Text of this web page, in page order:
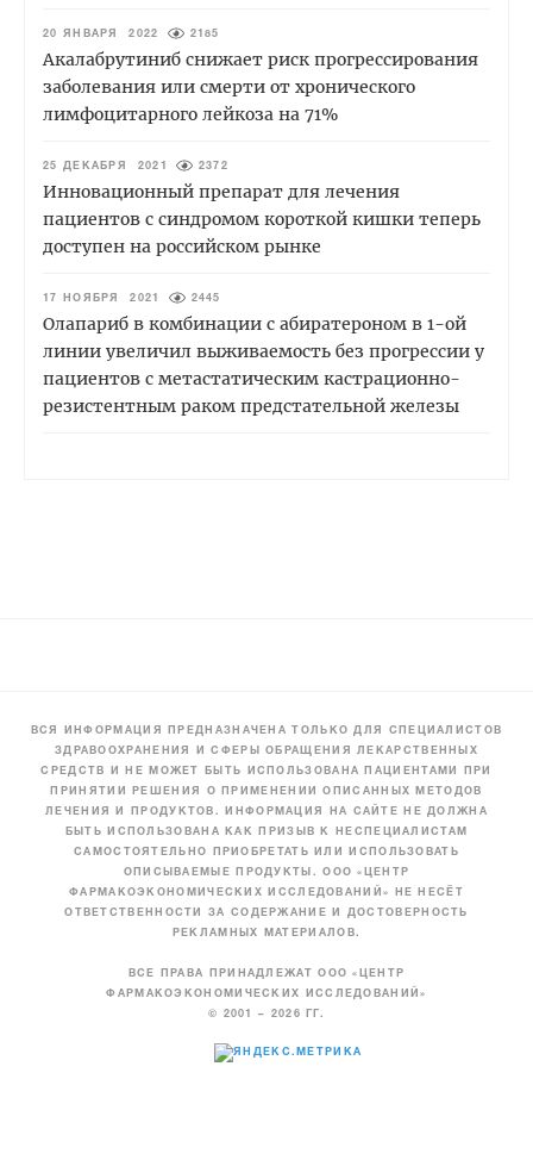
20 ЯНВАРЯ 2022 2185
Акалабрутиниб снижает риск прогрессирования
заболевания или смерти от хронического
лимфоцитарного лейкоза на 71%
25 ДЕКАБРЯ 2021 2372
Инновационный препарат для лечения
пациентов с синдромом короткой кишки теперь
доступен на российском рынке
17 НОЯБРЯ 2021 2445
Олапариб в комбинации с абиратероном в 1-ой
линии увеличил выживаемость без прогрессии у
пациентов с метастатическим кастрационно-
резистентным раком предстательной железы
ВСЯ ИНФОРМАЦИЯ ПРЕДНАЗНАЧЕНА ТОЛЬКО ДЛЯ СПЕЦИАЛИСТОВ
ЗДРАВООХРАНЕНИЯ И СФЕРЫ ОБРАЩЕНИЯ ЛЕКАРСТВЕННЫХ
СРЕДСТВ И НЕ МОЖЕТ БЫТЬ ИСПОЛЬЗОВАНА ПАЦИЕНТАМИ ПРИ
ПРИНЯТИИ РЕШЕНИЯ О ПРИМЕНЕНИИ ОПИСАННЫХ МЕТОДОВ
ЛЕЧЕНИЯ И ПРОДУКТОВ. ИНФОРМАЦИЯ НА САЙТЕ НЕ ДОЛЖНА
БЫТЬ ИСПОЛЬЗОВАНА КАК ПРИЗЫВ К НЕСПЕЦИАЛИСТАМ
САМОСТОЯТЕЛЬНО ПРИОБРЕТАТЬ ИЛИ ИСПОЛЬЗОВАТЬ
ОПИСЫВАЕМЫЕ ПРОДУКТЫ. ООО «ЦЕНТР
ФАРМАКОЭКОНОМИЧЕСКИХ ИССЛЕДОВАНИЙ» НЕ НЕСЁТ
ОТВЕТСТВЕННОСТИ ЗА СОДЕРЖАНИЕ И ДОСТОВЕРНОСТЬ
РЕКЛАМНЫХ МАТЕРИАЛОВ.
ВСЕ ПРАВА ПРИНАДЛЕЖАТ ООО «ЦЕНТР
ФАРМАКОЭКОНОМИЧЕСКИХ ИССЛЕДОВАНИЙ»
© 2001 – 2026 ГГ.